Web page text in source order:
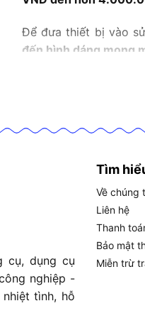
Để đưa thiết bị vào
đến hình dáng mong
Cuối cùng, nhằm
vượt trội giúp dòng
Thang linh
Thang linh hoạt là
chuyển đổi chữ A
đích thi công khác
Bên cạnh sự đa năng,
– Vật liệu chế tạo siêu
cụ, dụng cụ
nghiệp -
tình, hỗ
Tìm
Về chúng
Liên hệ
Thanh
Bảo mật
Miễn trừ